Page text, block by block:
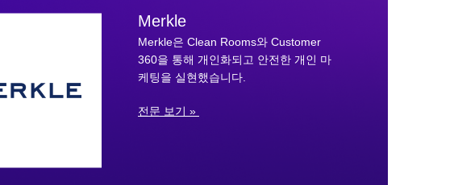
Merkle
Merkle은 Clean Rooms와 Customer
360을 통해 개인화되고 안전한 개인 마
케팅을 실현했습니다.
전문 보기 »